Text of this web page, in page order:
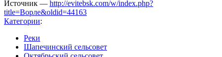
Источник — http://evitebsk.com/w/index.php?
title=Ворле&oldid=44163
Категории:
Реки
Шапечинский сельсовет